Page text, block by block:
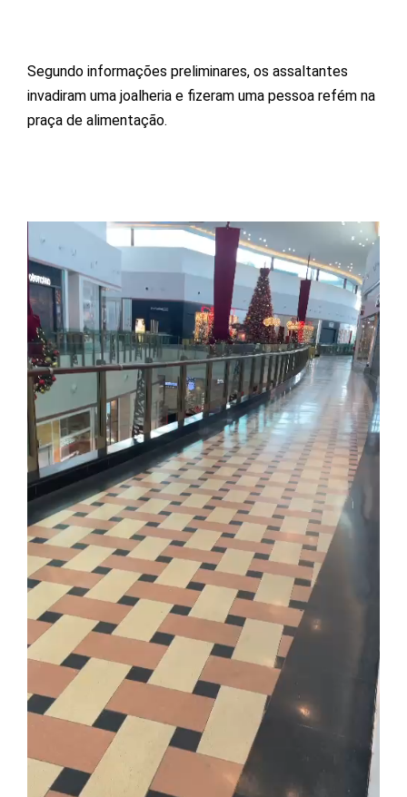
Segundo informações preliminares, os assaltantes
invadiram uma joalheria e fizeram uma pessoa refém na
praça de alimentação.